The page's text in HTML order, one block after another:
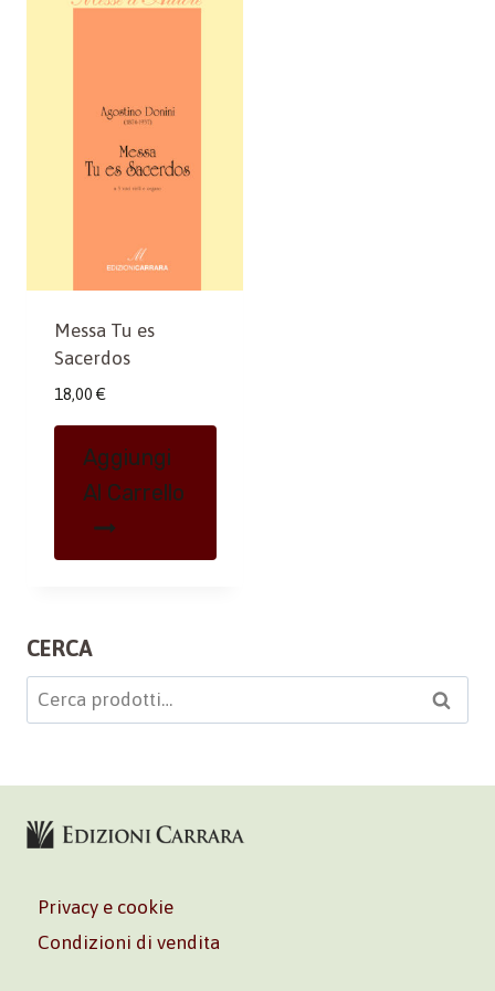
Messa Tu es
Sacerdos
18,00 €
Aggiungi
Al Carrello
CERCA
Cerca: Cerca
Privacy e cookie
Condizioni di vendita